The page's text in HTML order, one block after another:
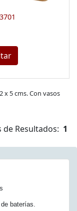
x 5 cms. Con vasos
de Resultados: 1
baterías.